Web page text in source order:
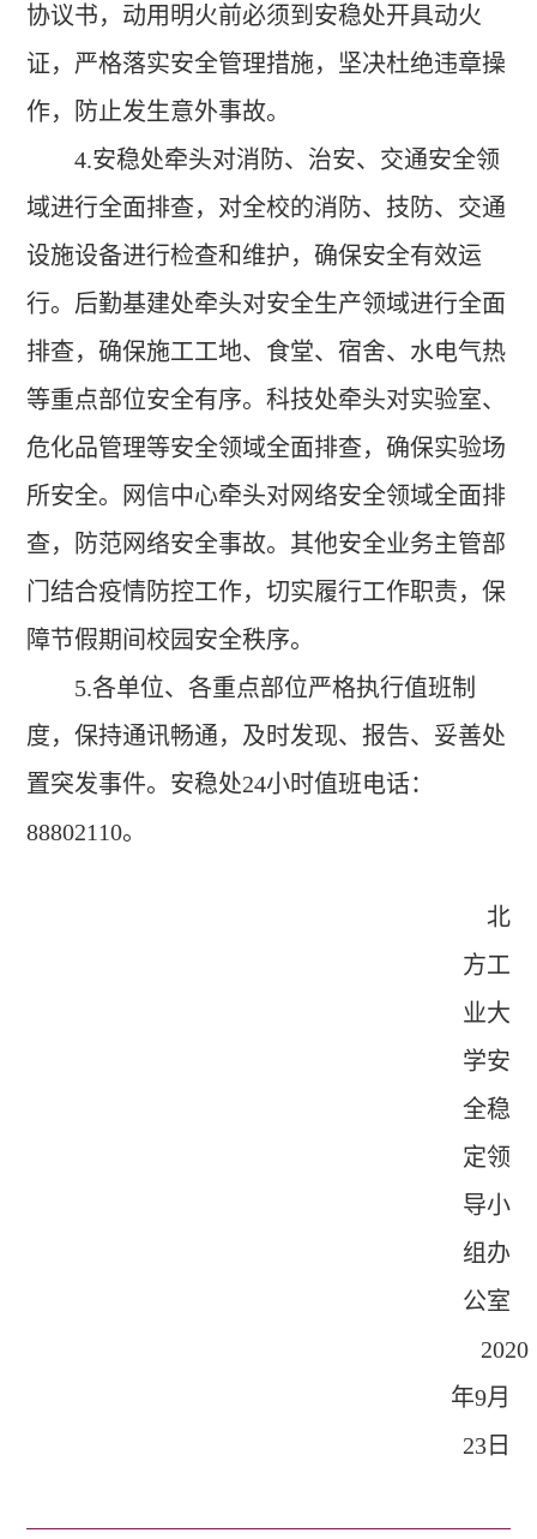
协议书，动用明火前必须到安稳处开具动火
证， 严格落实安全管理措施，坚决杜绝违章操
作，防止发生意外事故。
4.安稳处牵头对消防、治安、交通安全领
域进行全面排查，对全校的消防、技防、交通
设施设备进行检查和维护，确保安全有效运
行。后勤基建处牵头对安全生产领域进行全面
排查，确保施工工地、食堂、宿舍、水电气热
等重点部位安全有序。科技处牵头对实验室、
危化品管理等安全领域全面排查，确保实验场
所安全。网信中心牵头对网络安全领域全面排
查，防范网络安全事故。其他安全业务主管部
门结合疫情防控工作，切实履行工作职责，保
障节假期间校园安全秩序。
5.各单位、各重点部位严格执行值班制
度，保持通讯畅通，及时发现、报告、妥善处
置突发事件。安稳处24小时值班电话：
88802110。
北
方工
业大
学安
全稳
定领
导小
组办
公室
2020
年9月
23日